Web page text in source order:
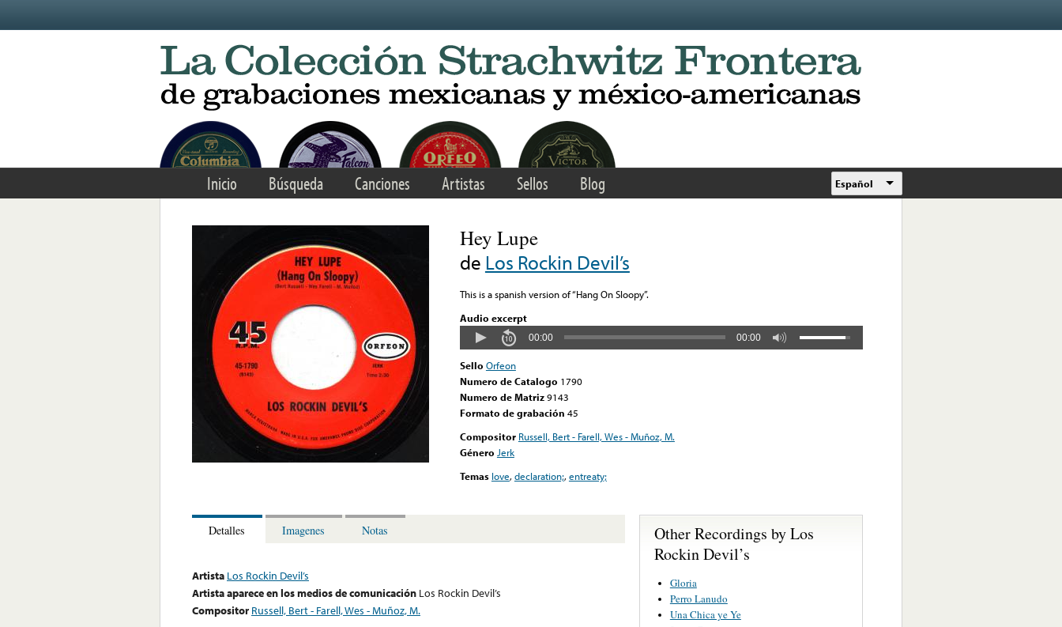
Inicio Búsqueda Canciones Artistas Sellos Blog Español
Hey Lupe
de Los Rockin Devil’s
This is a spanish version of “Hang On Sloopy”.
Audio excerpt
00:00 00:00
Sello Orfeon
Numero de Catalogo 1790
Numero de Matriz9143
Formato de grabación 45
Compositor Russell, Bert - Farell, Wes - Muñoz, M.
Género Jerk
Temas love,declaration;,entreaty;
Detalles Imagenes Notas
Artista Los Rockin Devil’s
Artista aparece en los medios de comunicación Los Rockin Devil’s
Compositor Russell, Bert - Farell, Wes - Muñoz, M.
Other Recordings by Los
Rockin Devil’s
Gloria
Perro Lanudo
Una Chica ye Ye